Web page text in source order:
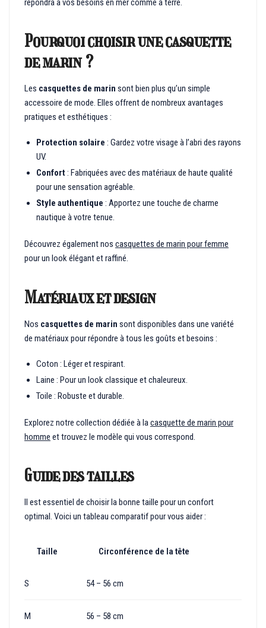
Pourquoi choisir une casquette
de marin ?
Les casquettes de marin sont bien plus qu’un simple
accessoire de mode. Elles offrent de nombreux avantages
pratiques et esthétiques :
Protection solaire : Gardez votre visage à l’abri des rayons
UV.
Confort: Fabriquées avec des matériaux de haute qualité
pour une sensation agréable.
Style authentique : Apportez une touche de charme
nautique à votre tenue.
Découvrez également nos casquettes de marin pour femme
pour un look élégant et raffiné.
Matériaux et design
Nos casquettes de marin sont disponibles dans une variété
de matériaux pour répondre à tous les goûts et besoins :
Coton : Léger et respirant.
Laine : Pour un look classique et chaleureux.
Toile : Robuste et durable.
Explorez notre collection dédiée à lacasquette de marin pour
homme et trouvez le modèle qui vous correspond.
Guide des tailles
Il est essentiel de choisir la bonne taille pour un confort
optimal. Voici un tableau comparatif pour vous aider :
Taille Circonférence de la tête
S 54 – 56 cm
M 56 – 58 cm